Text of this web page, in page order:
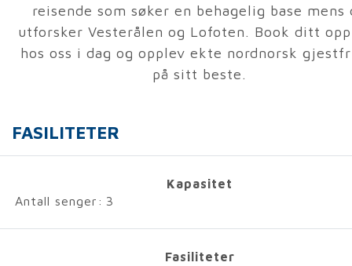
reisende som søker en behagelig base mens
utforsker Vesterålen og Lofoten. Book ditt
hos oss i dag og opplev ekte nordnorsk
på sitt beste.
FASILITETER
Kapasitet
Antall senger: 3
Fasiliteter